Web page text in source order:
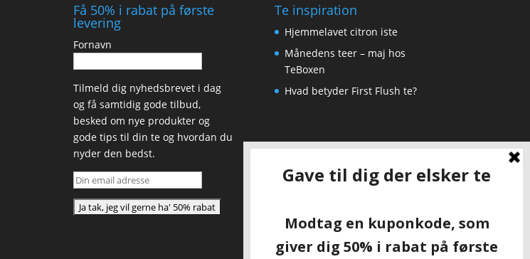
Få 50% i rabat på første
levering
Fornavn
Tilmeld dig nyhedsbrevet i dag
og få samtidig gode tilbud,
besked om nye produkter og
gode tips til din te og hvordan du
nyder den bedst.
Te inspiration
Hjemmelavet citron iste
Månedens teer – maj hos
TeBoxen
Hvad betyder First Flush te?
SKAL VI VÆRE VENNER?